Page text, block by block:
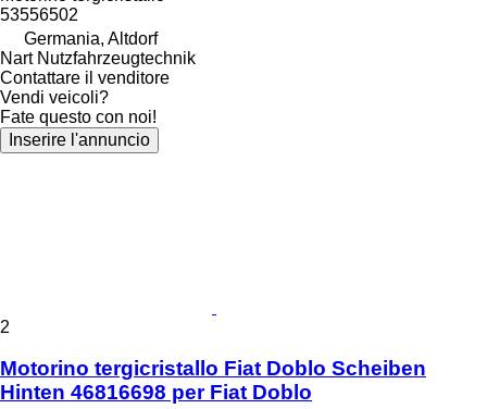
53556502
Germania, Altdorf
Nart Nutzfahrzeugtechnik
Contattare il venditore
Vendi veicoli?
Fate questo con noi!
Inserire l'annuncio
2
Motorino tergicristallo Fiat Doblo Scheiben
Hinten 46816698 per Fiat Doblo